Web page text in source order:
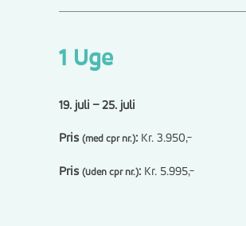
1 Uge
19. juli – 25. juli
Pris (med cpr nr.): Kr. 3.950,-
Pris (uden cpr nr.): Kr. 5.995,-